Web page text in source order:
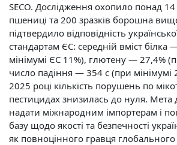
SECO. Дослідження охопило понад 14
пшениці та 200 зразків борошна
підтвердило відповідність
стандартам ЄС: середній вміст білка
мінімумі ЄС 11%), глютену — 27,4%
число падіння — 354 с (при
2025 році кількість порушень по
пестицидах знизилась до нуля.
надати міжнародним імпортерам і
базу щодо якості та безпечності
як повноцінного гравця